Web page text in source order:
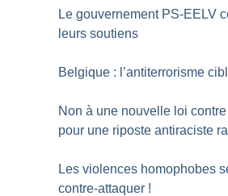
Le gouvernement PS-EELV
leurs soutiens
Belgique : l’antiterrorisme
Non à une nouvelle loi
pour une riposte antiraciste
Les violences homophobes
contre-attaquer !